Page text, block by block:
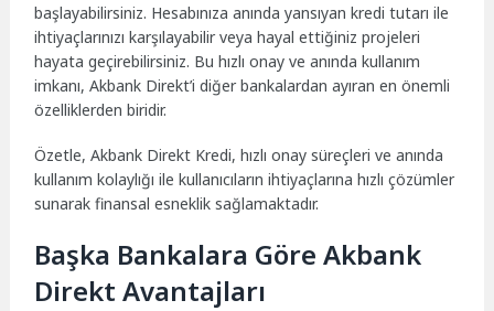
başlayabilirsiniz. Hesabınıza anında yansıyan kredi tutarı ile
ihtiyaçlarınızı karşılayabilir veya hayal ettiğiniz projeleri
hayata geçirebilirsiniz. Bu hızlı onay ve anında kullanım
imkanı, Akbank Direkt’i diğer bankalardan ayıran en önemli
özelliklerden biridir.
Özetle, Akbank Direkt Kredi, hızlı onay süreçleri ve anında
kullanım kolaylığı ile kullanıcıların ihtiyaçlarına hızlı çözümler
sunarak finansal esneklik sağlamaktadır.
Başka Bankalara Göre Akbank
Direkt Avantajları